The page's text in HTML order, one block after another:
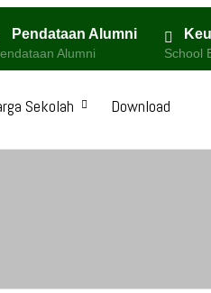
School
Pendataan Alumni
Alumni
Sekolah Download